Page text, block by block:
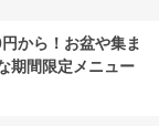
から！お盆や集ま
期間限定メニュー